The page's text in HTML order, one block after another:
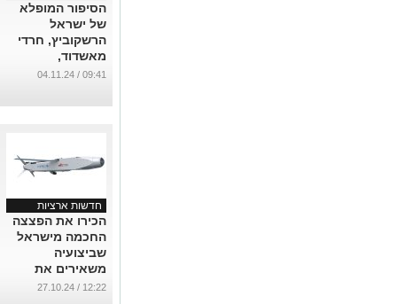
הסיפור המופלא
של ישראל
הרשקוביץ, חרדי
מאשדוד,
שהתגייס לצבא
...
09:41 / 04.11.24
חדשות ארציות
הכירו את הפצצה
החכמה מישראל
שביצועיה
משאירים את
העולם פעור פה
12:22 / 27.10.24